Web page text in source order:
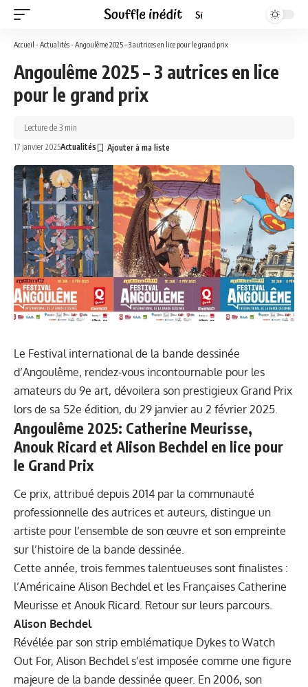
Accueil - Actualités- Angoulême 2025 – 3 autrices en lice pour le grand prix
Angoulême 2025 – 3 autrices en lice
pour le grand prix
17 janvier 2025Actualités
Lecture de 3 min
Le Festival international de la bande dessinée
d’Angoulême, rendez-vous incontournable pour les
amateurs du 9e art, dévoilera son prestigieux Grand Prix
lors de sa 52e édition, du 29 janvier au 2 février 2025.
Angoulême 2025: Catherine Meurisse,
Anouk Ricard et Alison Bechdel en lice pour
le Grand Prix
Ce prix, attribué depuis 2014 par la communauté
professionnelle des autrices et auteurs, distingue un
artiste pour l’ensemble de son œuvre et son empreinte
sur l’histoire de la bande dessinée.
Cette année, trois femmes talentueuses sont finalistes :
l’Américaine Alison Bechdel et les Françaises Catherine
Meurisse et Anouk Ricard. Retour sur leurs parcours.
Alison Bechdel
Révélée par son strip emblématique Dykes to Watch
Out For, Alison Bechdel s’est imposée comme une figure
majeure de la bande dessinée queer. En 2006, son